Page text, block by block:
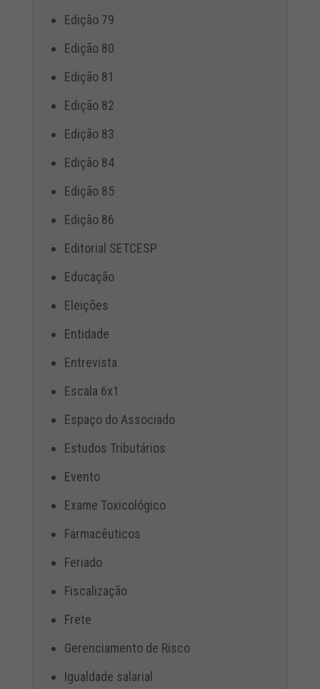
Edição 79
Edição 80
Edição 81
Edição 82
Edição 83
Edição 84
Edição 85
Edição 86
Editorial SETCESP
Educação
Eleições
Entidade
Entrevista
Escala 6x1
Espaço do Associado
Estudos Tributários
Evento
Exame Toxicológico
Farmacêuticos
Feriado
Fiscalização
Frete
Gerenciamento de Risco
Igualdade salarial